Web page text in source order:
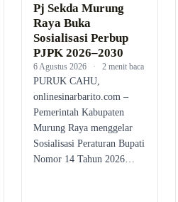
Pj Sekda Murung
Raya Buka
Sosialisasi Perbup
PJPK 2026–2030
6 Agustus 2026 · 2 menit baca
PURUK CAHU,
onlinesinarbarito.com –
Pemerintah Kabupaten
Murung Raya menggelar
Sosialisasi Peraturan Bupati
Nomor 14 Tahun 2026…